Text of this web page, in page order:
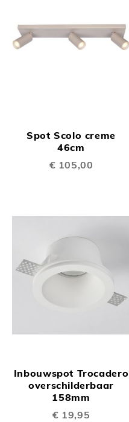
Spot Scolo creme
46cm
€ 105,00
Inbouwspot Trocadero
overschilderbaar
158mm
€ 19,95